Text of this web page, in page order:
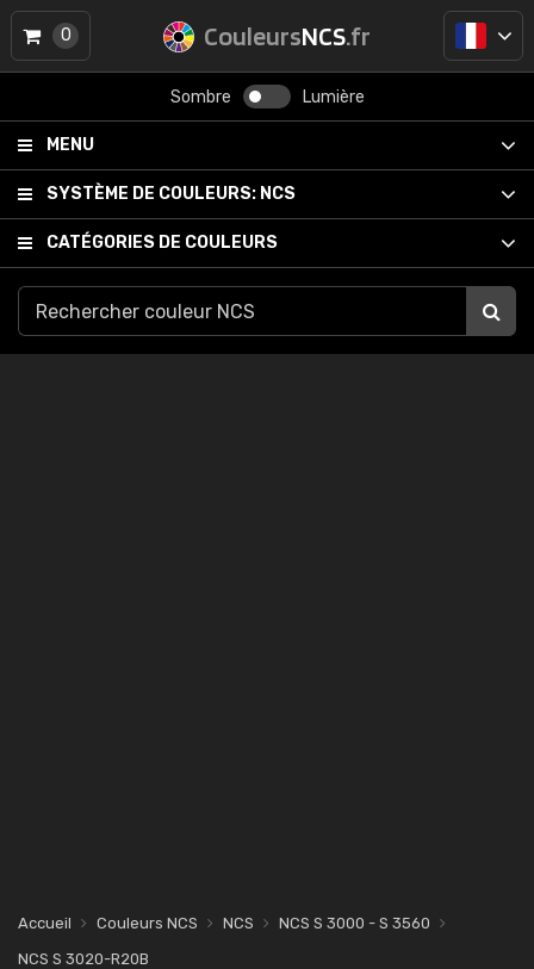
CouleursNCS.fr
Sombre Lumière
MENU
SYSTÈME DE COULEURS: NCS
CATÉGORIES DE COULEURS
0
Accueil Couleurs NCS NCS
NCS S 3000 - S 3560
NCS S 3020-R20B